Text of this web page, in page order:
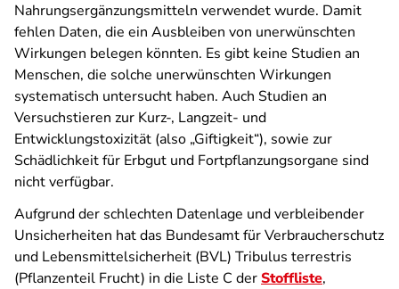
Nahrungsergänzungsmitteln verwendet wurde. Damit
fehlen Daten, die ein Ausbleiben von unerwünschten
Wirkungen belegen könnten. Es gibt keine Studien an
Menschen, die solche unerwünschten Wirkungen
systematisch untersucht haben. Auch Studien an
Versuchstieren zur Kurz-, Langzeit- und
Entwicklungstoxizität (also „Giftigkeit“), sowie zur
Schädlichkeit für Erbgut und Fortpflanzungsorgane sind
nicht verfügbar.
Aufgrund der schlechten Datenlage und verbleibender
Unsicherheiten hat das Bundesamt für Verbraucherschutz
und Lebensmittelsicherheit (BVL) Tribulus terrestris
(Pflanzenteil Frucht) in die Liste C derStoffliste,